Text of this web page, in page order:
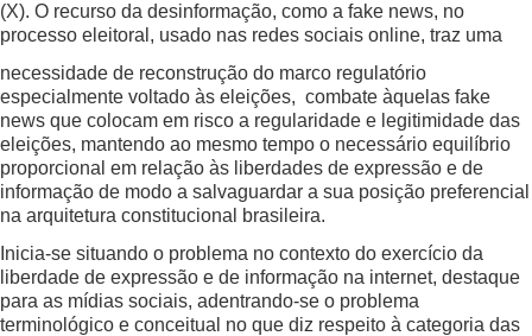
(X). O recurso da desinformação, como a fake news, no
processo eleitoral, usado nas redes sociais online, traz uma
necessidade de reconstrução do marco regulatório
especialmente voltado às eleições, combate àquelas fake
news que colocam em risco a regularidade e legitimidade das
eleições, mantendo ao mesmo tempo o necessário equilíbrio
proporcional em relação às liberdades de expressão e de
informação de modo a salvaguardar a sua posição preferencial
na arquitetura constitucional brasileira.
Inicia-se situando o problema no contexto do exercício da
liberdade de expressão e de informação na internet, destaque
para as mídias sociais, adentrando-se o problema
terminológico e conceitual no que diz respeito à categoria das